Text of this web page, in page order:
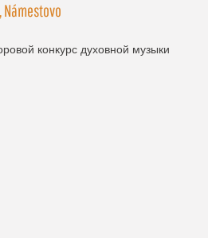
Námestovo
конкурс духовной музыки